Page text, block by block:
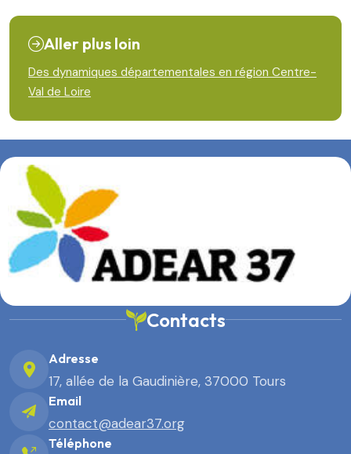
Aller plus loin
Des dynamiques départementales en région Centre-
Val de Loire
Contacts
Adresse
17, allée de la Gaudinière, 37000 Tours
Email
contact@adear37.org
Téléphone